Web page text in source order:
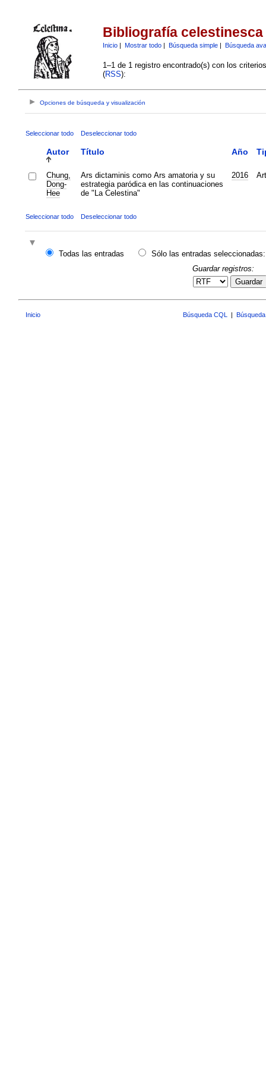
Bibliografía celestinesca
Inicio| Mostrar todo| Búsqueda simple| Búsqueda
1–1 de 1 registro encontrado(s) con los
(RSS):
Opciones de búsqueda y visualización
Seleccionar todo Deseleccionar todo
Autor Título Año
Chung,
Dong-
Hee
Ars dictaminis como Ars amatoria y su
estrategia paródica en las continuaciones
de "La Celestina"
2016
Seleccionar todo Deseleccionar todo
Todas las entradas
Sólo las entradas seleccionadas:
Guardar registros:
Guardar
Inicio Búsqueda CQL